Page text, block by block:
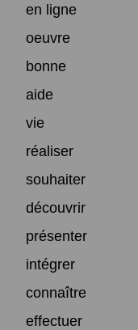
en ligne
oeuvre
bonne
aide
vie
réaliser
souhaiter
découvrir
présenter
intégrer
connaître
effectuer